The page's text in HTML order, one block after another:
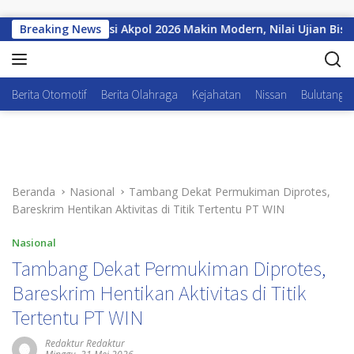
Breaking News
Seleksi Akpol 2026 Makin Modern, Nilai Ujian Bisa
Berita Otomotif Berita Olahraga Kejahatan Nissan
Beranda Nasional
Tambang Dekat Permukiman Diprotes,
Bareskrim Hentikan Aktivitas di Titik Tertentu PT WIN
Nasional
Tambang Dekat Permukiman Diprotes,
Bareskrim Hentikan Aktivitas di Titik
Tertentu PT WIN
Redaktur Redaktur